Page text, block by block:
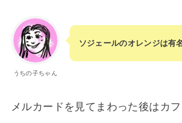
うちの子ちゃん
ソジェールのオレンジは有
メルカードを見てまわった後はカフ